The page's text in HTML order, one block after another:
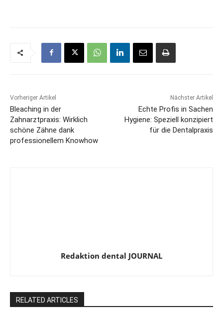
Vorheriger Artikel
Bleaching in der
Zahnarztpraxis: Wirklich
schöne Zähne dank
professionellem Knowhow
Nächster Artikel
Echte Profis in Sachen
Hygiene: Speziell konzipiert
für die Dentalpraxis
Redaktion dental JOURNAL
RELATED ARTICLES